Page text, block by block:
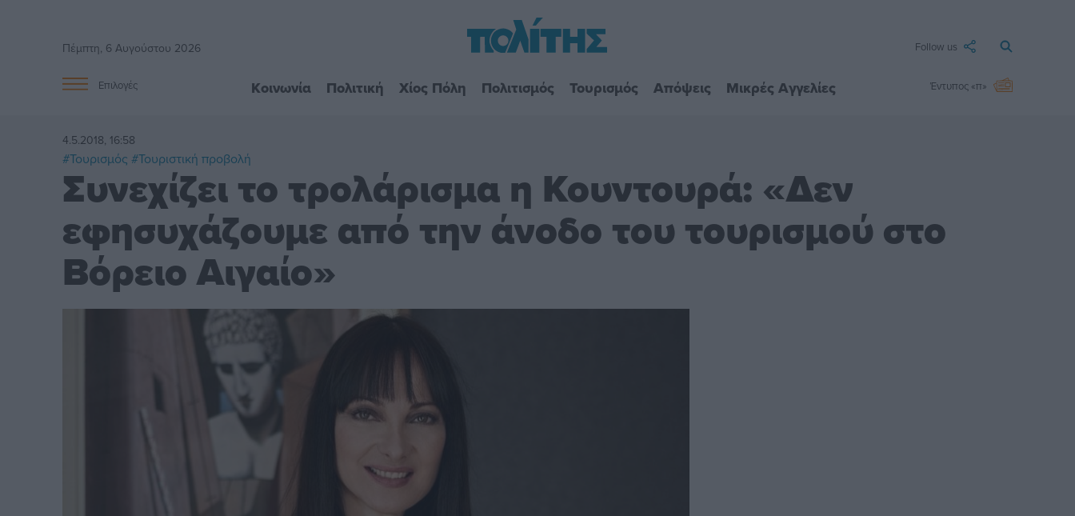
Πέμπτη, 6 Αυγούστου 2026 Follow us
Επιλογές Κοινωνία Πολιτική Χίος Πόλη Πολιτισμός Τουρισμός Απόψεις Μικρές Αγγελίες Έντυπος «π»
4.5.2018, 16:58
#Τουρισμός #Τουριστική προβολή
Συνεχίζει το τρολάρισμα η Κουντουρά: «Δεν
εφησυχάζουμε από την άνοδο του τουρισμού στο
Βόρειο Αιγαίο»